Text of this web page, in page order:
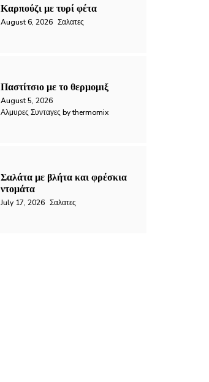
Καρπούζι με τυρί φέτα
August 6, 2026 Σαλατες
Παστίτσιο με το θερμομιξ
August 5, 2026
Αλμυρες Συνταγες by thermomix
Σαλάτα με βλήτα και φρέσκια
ντομάτα
July 17, 2026 Σαλατες